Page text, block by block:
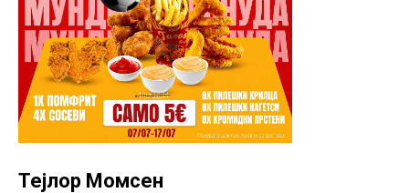
Тејлор Момсен